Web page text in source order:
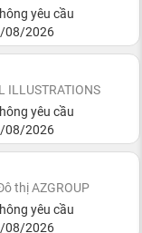
yêu cầu
2026
ILLUSTRATIONS
yêu cầu
2026
thị AZGROUP
yêu cầu
2026